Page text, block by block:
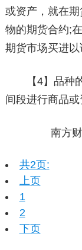
或资产，就在
物的期货合约;
期货市场买进以
【4】品种的
间段进行商品或
南方财富
共2页:
上页
1
2
下页